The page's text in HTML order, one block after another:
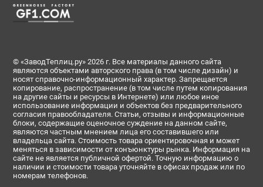
© «ЗаводТеплиц.ру» 2026 г. Все материалы данного сайта
являются объектами авторского права (в том числе дизайн) и
носят справочно-информационный характер. Запрещается
копирование, распространение (в том числе путем копирования
на другие сайты и ресурсы в Интернете) или любое иное
использование информации и объектов без предварительного
согласия правообладателя. Статьи, отзывы и информационные
блоки, содержащие оценочное суждение на данном сайте,
являются частным мнением лица его составившего или
владельца сайта. Стоимость товара ориентировочная и может
меняться в зависимости от конъюнктуры рынка. Информация на
сайте не является публичной офертой. Точную информацию о
наличии и стоимости товара уточняйте в офисах продаж или по
номерам телефонов.